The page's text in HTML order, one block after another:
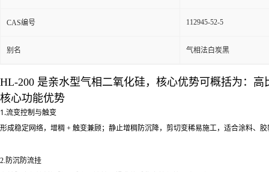
CAS编号 112945-52-5
别名 气相法白炭黑
HL‑200 是亲水型气相二氧化硅，核心优势可概括为：
核心功能优势
1.流变控制与触变
形成稳定网络， 增稠 + 触变兼顾；静止增稠防沉降，剪切变稀易施工，适合涂料、
2.防沉防流挂